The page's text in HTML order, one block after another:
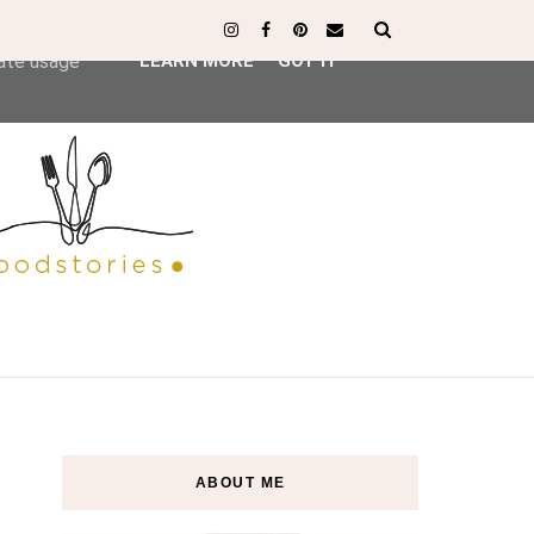
ABOUT ME
agent
usage
LEARN MORE GOT IT